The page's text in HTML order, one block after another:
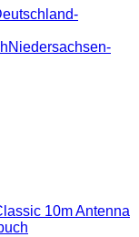
Niedersachsen-
10m Antenna